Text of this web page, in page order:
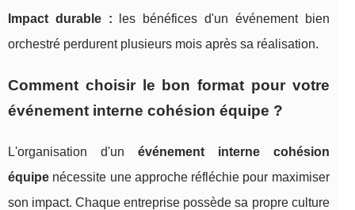
Impact durable : les bénéfices d'un événement bien
orchestré perdurent plusieurs mois après sa réalisation.
Comment choisir le bon format pour votre
événement interne cohésion équipe ?
L'organisation d'un événement interne cohésion
équipe nécessite une approche réfléchie pour maximiser
son impact. Chaque entreprise possède sa propre culture